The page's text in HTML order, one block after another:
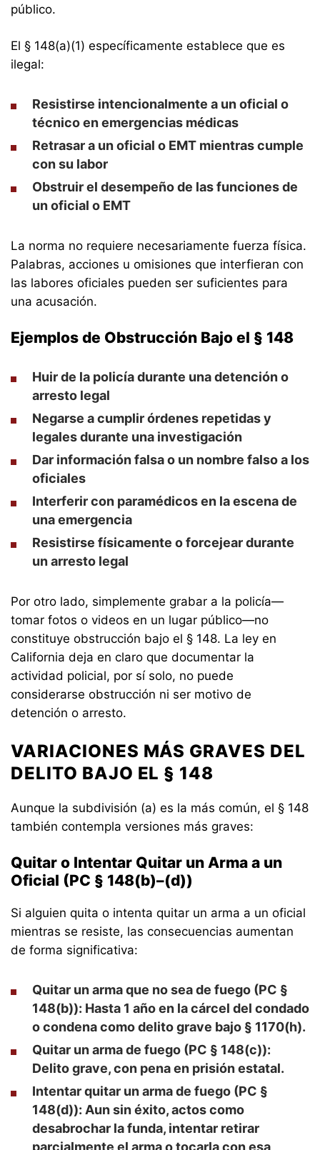
público.
El § 148(a)(1) específicamente establece que es
ilegal:
Resistirse intencionalmente a un oficial o
técnico en emergencias médicas
Retrasar a un oficial o EMT mientras cumple
con su labor
Obstruir el desempeño de las funciones de
un oficial o EMT
La norma no requiere necesariamente fuerza física.
Palabras, acciones u omisiones que interfieran con
las labores oficiales pueden ser suficientes para
una acusación.
Ejemplos de Obstrucción Bajo el § 148
Huir de la policía durante una detención o
arresto legal
Negarse a cumplir órdenes repetidas y
legales durante una investigación
Dar información falsa o un nombre falso a los
oficiales
Interferir con paramédicos en la escena de
una emergencia
Resistirse físicamente o forcejear durante
un arresto legal
Por otro lado, simplemente grabar a la policía—
tomar fotos o videos en un lugar público—no
constituye obstrucción bajo el § 148. La ley en
California deja en claro que documentar la
actividad policial, por sí solo, no puede
considerarse obstrucción ni ser motivo de
detención o arresto.
VARIACIONES MÁS GRAVES DEL
DELITO BAJO EL § 148
Aunque la subdivisión (a) es la más común, el § 148
también contempla versiones más graves:
Quitar o Intentar Quitar un Arma a un
Oficial (PC § 148(b)–(d))
Si alguien quita o intenta quitar un arma a un oficial
mientras se resiste, las consecuencias aumentan
de forma significativa:
Quitar un arma que no sea de fuego (PC §
148(b)): Hasta 1 año en la cárcel del condado
o condena como delito grave bajo § 1170(h).
Quitar un arma de fuego (PC § 148(c)):
Delito grave, con pena en prisión estatal.
Intentar quitar un arma de fuego (PC §
148(d)): Aun sin éxito, actos como
desabrochar la funda, intentar retirar
parcialmente el arma o tocarla con esa